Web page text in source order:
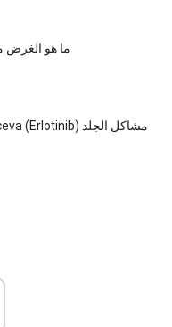
ما هو الغرض